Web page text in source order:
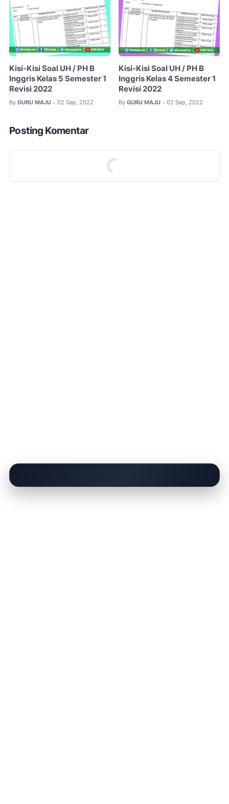
Kisi-Kisi Soal UH / PH B
Inggris Kelas 5 Semester 1
Revisi 2022
By GURU MAJU • 02 Sep, 2022
Kisi-Kisi Soal UH / PH B
Inggris Kelas 4 Semester 1
Revisi 2022
By GURU MAJU • 02 Sep, 2022
Posting Komentar